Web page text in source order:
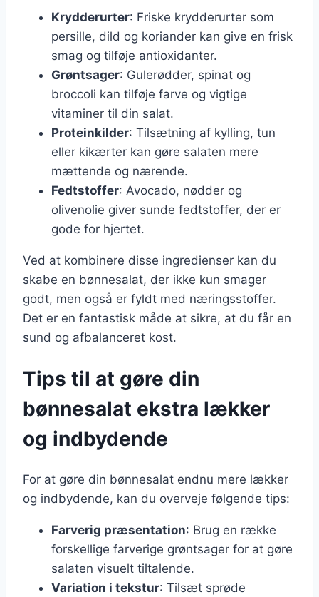
Krydderurter: Friske krydderurter som
persille, dild og koriander kan give en frisk
smag og tilføje antioxidanter.
Grøntsager: Gulerødder, spinat og
broccoli kan tilføje farve og vigtige
vitaminer til din salat.
Proteinkilder: Tilsætning af kylling, tun
eller kikærter kan gøre salaten mere
mættende og nærende.
Fedtstoffer: Avocado, nødder og
olivenolie giver sunde fedtstoffer, der er
gode for hjertet.
Ved at kombinere disse ingredienser kan du
skabe en bønnesalat, der ikke kun smager
godt, men også er fyldt med næringsstoffer.
Det er en fantastisk måde at sikre, at du får en
sund og afbalanceret kost.
Tips til at gøre din
bønnesalat ekstra lækker
og indbydende
For at gøre din bønnesalat endnu mere lækker
og indbydende, kan du overveje følgende tips:
Farverig præsentation: Brug en række
forskellige farverige grøntsager for at gøre
salaten visuelt tiltalende.
Variation i tekstur: Tilsæt sprøde